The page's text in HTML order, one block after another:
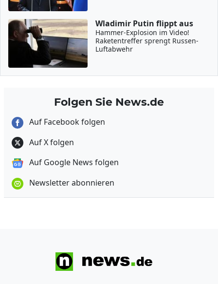
Wladimir Putin flippt aus
Hammer-Explosion im Video!
Raketentreffer sprengt Russen-
Luftabwehr
Folgen Sie News.de
Auf Facebook folgen
Auf X folgen
Auf Google News folgen
Newsletter abonnieren